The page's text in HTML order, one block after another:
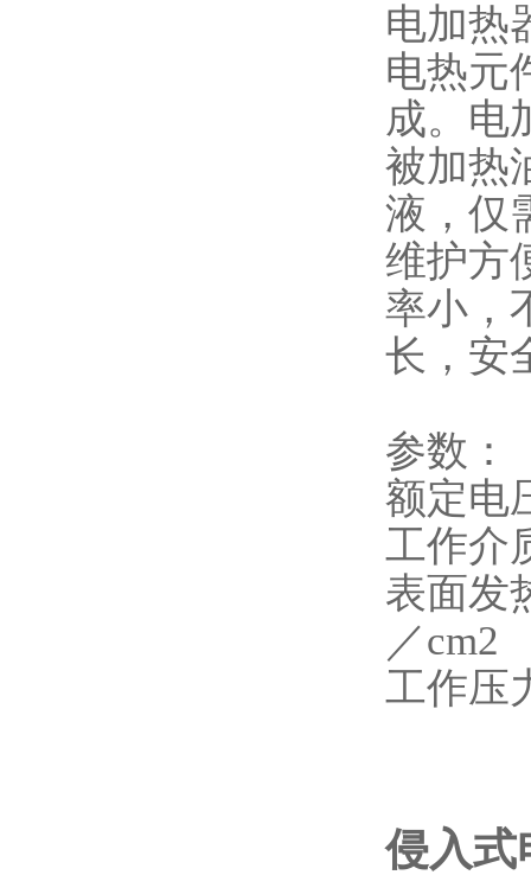
电加热
电热元
成。电
被加热
液，仅
维护方
率小，
长，安
参数：
额定电
工作介
表面发
／cm2
工作压
侵入式